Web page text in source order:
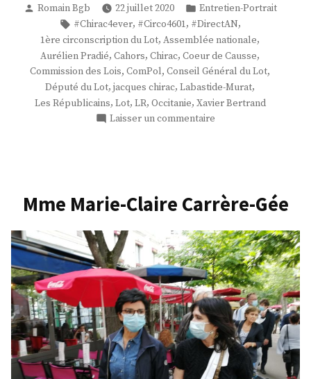
Publié
Romain Bgb 22 juillet 2020
Publié
dans
Entretien-Portrait
Étiquettes :
#Chirac4ever, #Circo4601, #DirectAN,
1ère circonscription du Lot, Assemblée nationale,
Aurélien Pradié, Cahors, Chirac, Coeur de Causse,
Commission des Lois, ComPol, Conseil Général du Lot,
Député du Lot, jacques chirac, Labastide-Murat,
Les Républicains, Lot, LR, Occitanie, Xavier Bertrand
Laisser un commentaire
Mme Marie-Claire Carrère-Gée